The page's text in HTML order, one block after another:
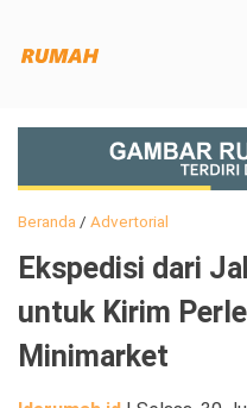
Beranda/ Advertorial
Ekspedisi dari
untuk Kirim
Minimarket